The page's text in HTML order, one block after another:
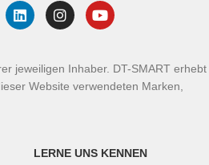
jeweiligen Inhaber. DT-SMART erhebt
Website verwendeten Marken,
LERNE UNS KENNEN